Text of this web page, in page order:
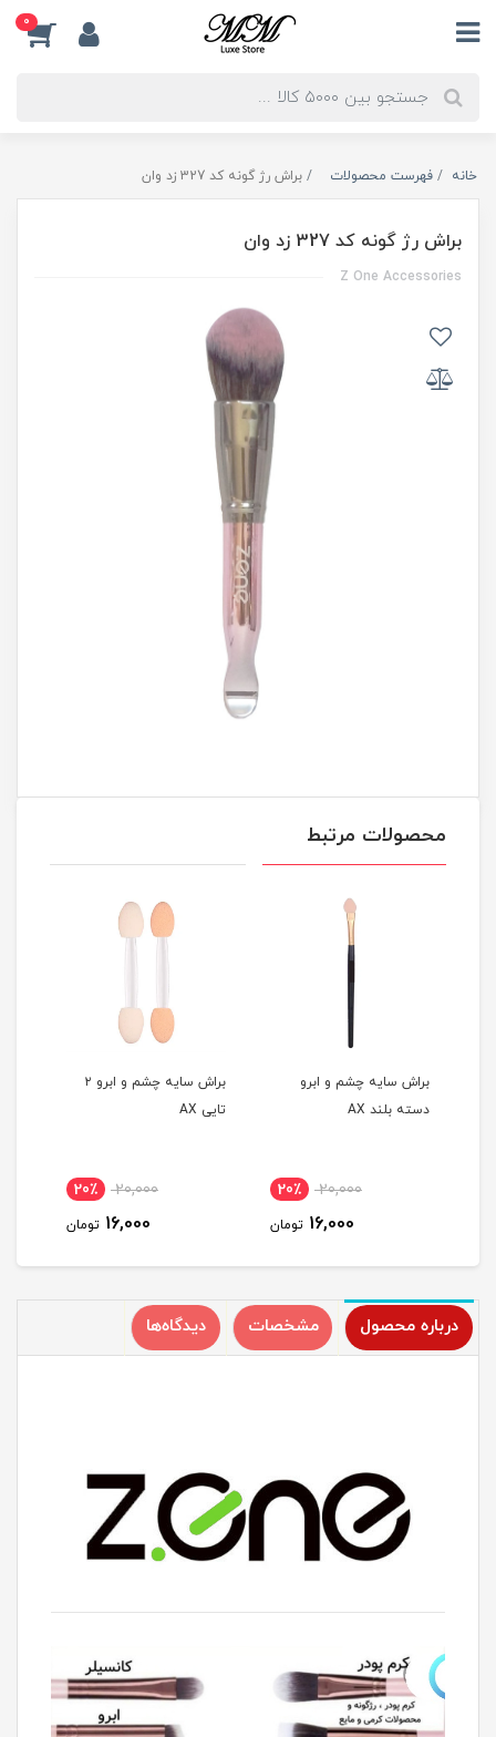
0
خانه فهرست محصولات براش رژ گونه کد 327 زد وان
براش رژ گونه کد 327 زد وان
Z One Accessories
محصولات مرتبط
براش سایه چشم و ابرو
دسته بلند AX
20,000 20٪
16,000 تومان
براش سایه چشم و ابرو ۲
تایی AX
20,000 20٪
16,000 تومان
درباره محصول مشخصات دیدگاه‌ها